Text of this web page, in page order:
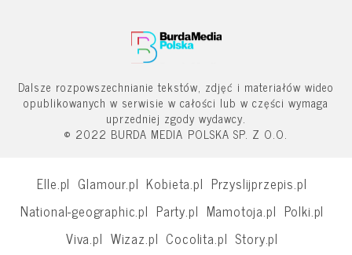
Dalsze rozpowszechnianie tekstów, zdjęć i materiałów wideo
opublikowanych w serwisie w całości lub w części wymaga
uprzedniej zgody wydawcy.
© 2022 BURDA MEDIA POLSKA SP. Z O.O.
Elle.pl Glamour.pl Kobieta.pl Przyslijprzepis.pl
National-geographic.pl Party.pl Mamotoja.pl Polki.pl
Viva.pl Wizaz.pl Cocolita.pl Story.pl